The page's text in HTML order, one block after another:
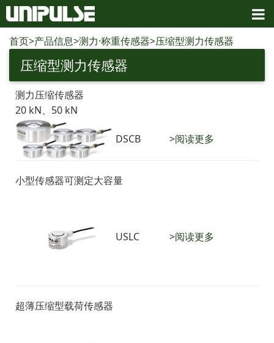
首页>产品信息>测力·称重传感器>压缩型测力传感器
压缩型测力传感器
测力压缩传感器
20 kN、50 kN
DSCB >阅读更多
小型传感器可测定大容量
USLC >阅读更多
超薄压缩型载荷传感器